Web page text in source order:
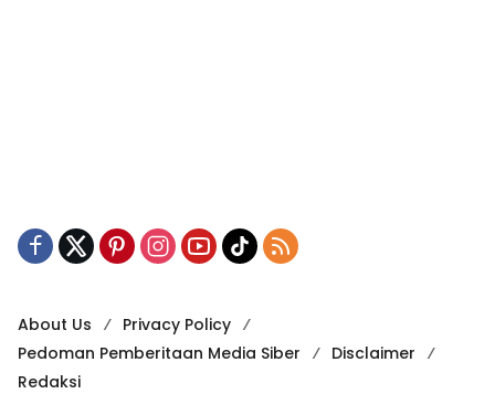
About Us
Privacy Policy
Pedoman Pemberitaan Media Siber
Disclaimer
Redaksi